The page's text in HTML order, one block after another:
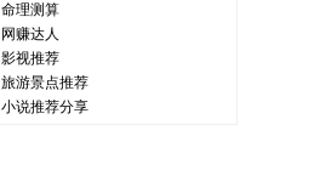
命理测算
网赚达人
影视推荐
旅游景点推荐
小说推荐分享